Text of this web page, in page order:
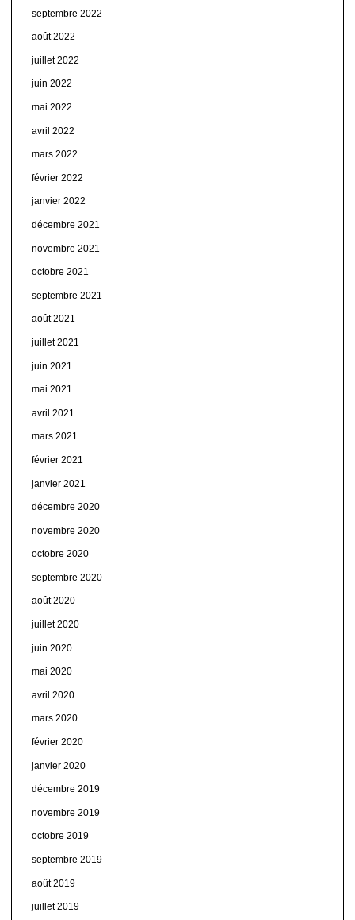
septembre 2022
août 2022
juillet 2022
juin 2022
mai 2022
avril 2022
mars 2022
février 2022
janvier 2022
décembre 2021
novembre 2021
octobre 2021
septembre 2021
août 2021
juillet 2021
juin 2021
mai 2021
avril 2021
mars 2021
février 2021
janvier 2021
décembre 2020
novembre 2020
octobre 2020
septembre 2020
août 2020
juillet 2020
juin 2020
mai 2020
avril 2020
mars 2020
février 2020
janvier 2020
décembre 2019
novembre 2019
octobre 2019
septembre 2019
août 2019
juillet 2019